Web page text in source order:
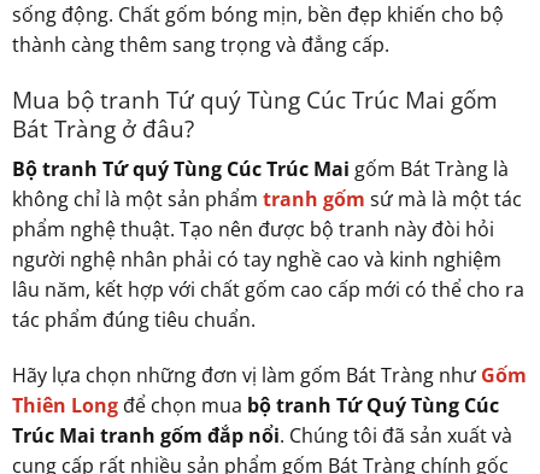
sống động. Chất gốm bóng mịn, bền đẹp khiến cho bộ
thành càng thêm sang trọng và đẳng cấp.
Mua bộ tranh Tứ quý Tùng Cúc Trúc Mai gốm
Bát Tràng ở đâu?
Bộ tranh Tứ quý Tùng Cúc Trúc Mai gốm Bát Tràng là
không chỉ là một sản phẩm tranh gốm sứ mà là một tác
phẩm nghệ thuật. Tạo nên được bộ tranh này đòi hỏi
người nghệ nhân phải có tay nghề cao và kinh nghiệm
lâu năm, kết hợp với chất gốm cao cấp mới có thể cho ra
tác phẩm đúng tiêu chuẩn.
Hãy lựa chọn những đơn vị làm gốm Bát Tràng như Gốm
Thiên Longđể chọn mua bộ tranh Tứ Quý Tùng Cúc
Trúc Mai tranh gốm đắp nổi. Chúng tôi đã sản xuất và
cung cấp rất nhiều sản phẩm gốm Bát Tràng chính gốc